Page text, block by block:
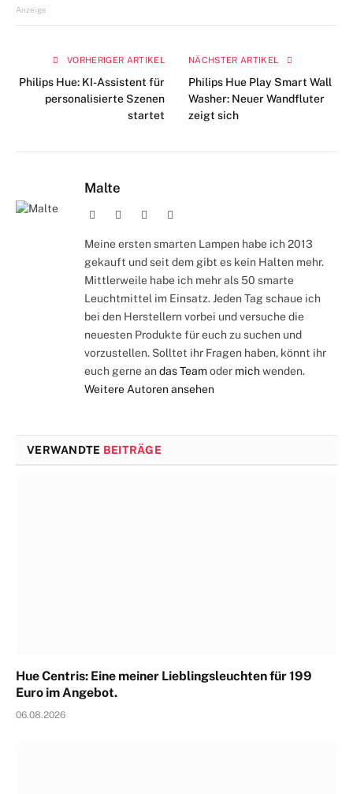
Anzeige
VORHERIGER ARTIKEL
Philips Hue: KI-Assistent für
personalisierte Szenen
startet
NÄCHSTER ARTIKEL
Philips Hue Play Smart Wall
Washer: Neuer Wandfluter
zeigt sich
Malte
WebseiteFacebook
Meine ersten smarten Lampen habe ich 2013
gekauft und seit dem gibt es kein Halten mehr.
Mittlerweile habe ich mehr als 50 smarte
Leuchtmittel im Einsatz. Jeden Tag schaue ich
bei den Herstellern vorbei und versuche die
neuesten Produkte für euch zu suchen und
vorzustellen. Solltet ihr Fragen haben, könnt ihr
euch gerne andas Teamoder michwenden.
Weitere Autoren ansehen
VERWANDTE BEITRÄGE
Hue Centris: Eine meiner Lieblingsleuchten für 199
Euro im Angebot.
06.08.2026